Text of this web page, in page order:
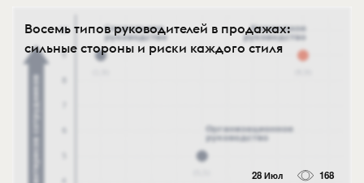
Восемь типов руководителей в продажах:
сильные стороны и риски каждого стиля
28 Июл 168